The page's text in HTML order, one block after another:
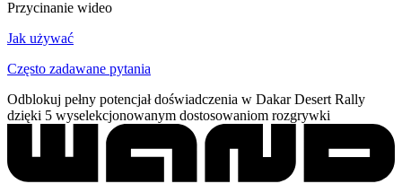
Przycinanie wideo
Jak używać
Często zadawane pytania
Odblokuj pełny potencjał doświadczenia w Dakar Desert Rally
dzięki 5 wyselekcjonowanym dostosowaniom rozgrywki